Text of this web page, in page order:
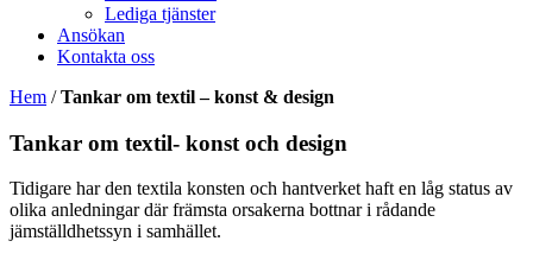
Lediga tjänster
Ansökan
Kontakta oss
Hem /Tankar om textil – konst & design
Tankar om textil- konst och design
Tidigare har den textila konsten och hantverket haft en låg status av
olika anledningar där främsta orsakerna bottnar i rådande
jämställdhetssyn i samhället.